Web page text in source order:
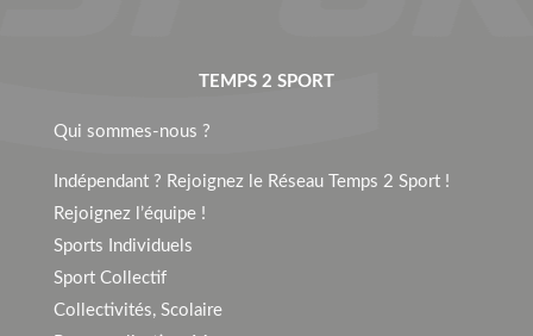
TEMPS 2 SPORT
Qui sommes-nous ?
Indépendant ? Rejoignez le Réseau Temps 2 Sport !
Rejoignez l’équipe !
Sports Individuels
Sport Collectif
Collectivités, Scolaire